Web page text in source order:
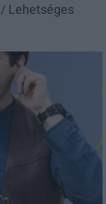
Lehetséges